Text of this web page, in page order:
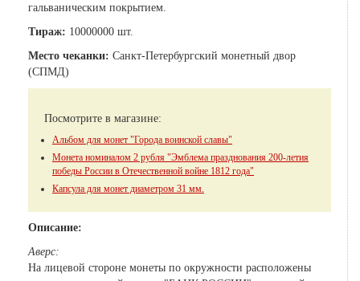
гальваническим покрытием.
Тираж: 10000000 шт.
Место чеканки: Санкт-Петербургский монетный двор
(СПМД)
Посмотрите в магазине:
Альбом для монет "Города воинской славы"
Монета номиналом 2 рубля "Эмблема празднования 200-летия
победы России в Отечественной войне 1812 года"
Капсула для монет диаметром 31 мм.
Описание:
Аверс:
На лицевой стороне монеты по окружности расположены